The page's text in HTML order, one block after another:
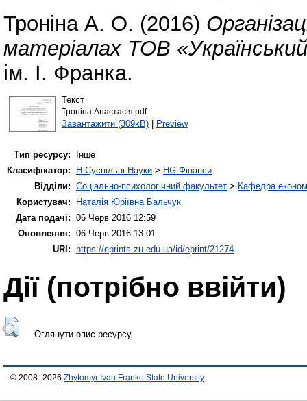
Троніна А. О. (2016)
матеріалах ТОВ
ім. І. Франка.
Текст
Троніна Анастасія.pdf
Завантажити (309kB)| Preview
Тип ресурсу:
Інше
Класифікатор:
H Суспільні Науки > HG Фінанси
Відділи: Соціально-психологічний факультет > Кафедра
Користувач:
Наталія Юріївна Бальчук
Дата подачі: 06 Черв 2016 12:59
Оновлення: 06 Черв 2016 13:01
URI:
https://eprints.zu.edu.ua/id/eprint/21274
Дії ​​(потрібно ввійти)
Оглянути опис ресурсу
© 2008–2026 Zhytomyr Ivan Franko State University